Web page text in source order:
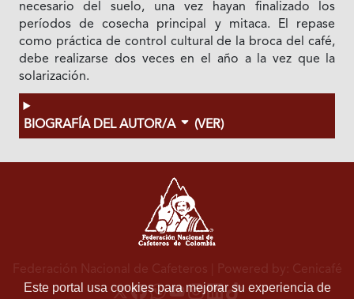
necesario del suelo, una vez hayan finalizado los
períodos de cosecha principal y mitaca. El repase
como práctica de control cultural de la broca del café,
debe realizarse dos veces en el año a la vez que la
solarización.
BIOGRAFÍA DEL AUTOR/A (VER)
Este portal usa cookies para mejorar su experiencia de
Federación Nacional de Cafeteros | Powered by: Cenicafé